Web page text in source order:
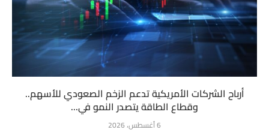
أرباح الشركات الأمريكية تدعم الزخم الصعودي للأسهم..
وقطاع الطاقة يتصدر النمو في...
6 أغسطس، 2026